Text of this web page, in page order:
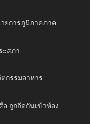
ยการภูมิภาคภาค
ะสภา
กรรมอาหาร
อ ถูกกีดกันเข้าห้อง